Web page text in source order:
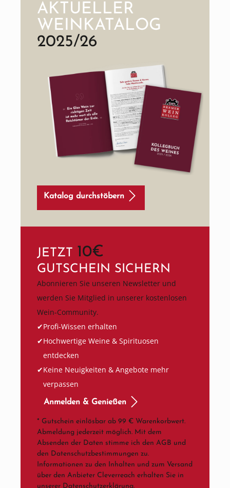
AKTUELLER
WEINKATALOG
2025/26
Katalog durchstöbern
JETZT 10€
GUTSCHEIN SICHERN
Abonnieren Sie unseren Newsletter und
werden Sie Mitglied in unserer kostenlosen
Wein-Community.
Profi-Wissen erhalten
Hochwertige Weine & Spirituosen
entdecken
Keine Neuigkeiten & Angebote mehr
verpassen
Anmelden & Genießen
* Gutschein einlösbar ab 99 € Warenkorbwert.
Abmeldung jederzeit möglich. Mit dem
Absenden der Daten stimme ich den AGB und
den Datenschutzbestimmungen zu.
Informationen zu den Inhalten und zum Versand
über den Anbieter Cleverreach erhalten Sie in
unserer Datenschutzerklärung.